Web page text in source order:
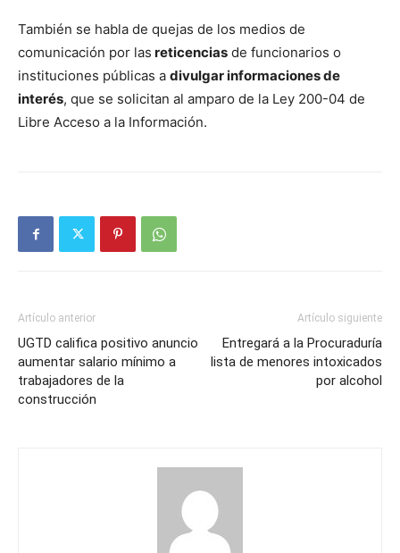
También se habla de quejas de los medios de
comunicación por las reticencias de funcionarios o
instituciones públicas a divulgar informaciones de
interés, que se solicitan al amparo de la Ley 200-04 de
Libre Acceso a la Información.
Artículo anterior
UGTD califica positivo anuncio
aumentar salario mínimo a
trabajadores de la
construcción
Artículo siguiente
Entregará a la Procuraduría
lista de menores intoxicados
por alcohol